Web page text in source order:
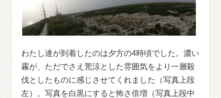
わたし達が到着したのは夕方の4時頃でした。濃い
霧が、ただでさえ荒涼とした雰囲気をより一層殺
伐としたものに感じさせてくれました（写真上段
左）。写真を白黒にすると怖さ倍増（写真上段中